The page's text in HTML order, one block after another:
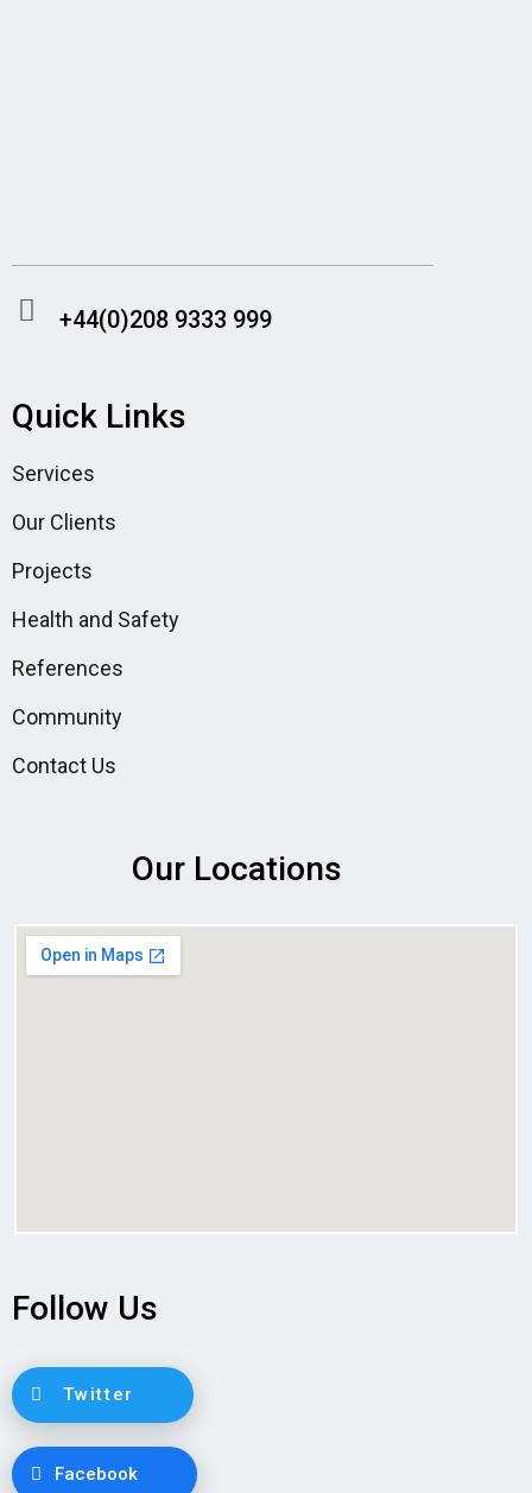
+44(0)208 9333 999
Quick Links
Services
Our Clients
Projects
Health and Safety
References
Community
Contact Us
Our Locations
Follow Us
Twitter
Facebook